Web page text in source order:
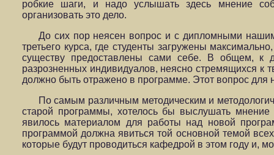
робкие шаги, и надо услышать здесь мнение
организовать это дело.
До сих пор неясен вопрос и с дипломными
третьего курса, где студенты загружены
существу предоставлены сами себе. В общем, к
разрозненных индивидуалов, неясно стремящихся к
должно быть отражено в программе. Этот вопрос
По самым различным методическим и
старой программы, хотелось бы выслушать мнение
явилось материалом для работы над новой
программой должна явиться той основной темой
которые будут проводиться кафедрой в этом году и,